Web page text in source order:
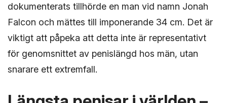
dokumenterats tillhörde en man vid namn Jonah
Falcon och mättes till imponerande 34 cm. Det är
viktigt att påpeka att detta inte är representativt
för genomsnittet av penislängd hos män, utan
snarare ett extremfall.